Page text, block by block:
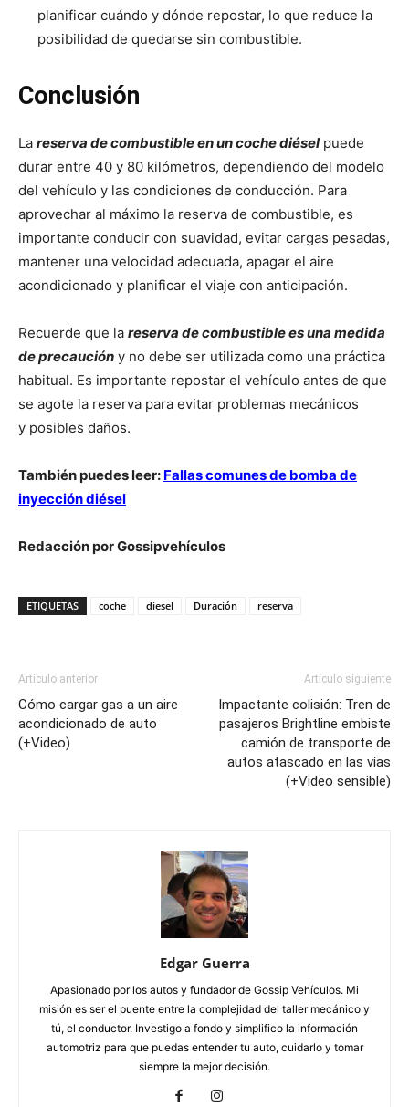
planificar cuándo y dónde repostar, lo que reduce la
posibilidad de quedarse sin combustible.
Conclusión
La reserva de combustible en un coche diésel puede
durar entre 40 y 80 kilómetros, dependiendo del modelo
del vehículo y las condiciones de conducción. Para
aprovechar al máximo la reserva de combustible, es
importante conducir con suavidad, evitar cargas pesadas,
mantener una velocidad adecuada, apagar el aire
acondicionado y planificar el viaje con anticipación.
Recuerde que la reserva de combustible es una medida
de precaución y no debe ser utilizada como una práctica
habitual. Es importante repostar el vehículo antes de que
se agote la reserva para evitar problemas mecánicos
y posibles daños.
También puedes leer: Fallas comunes de bomba de
inyección diésel
Redacción por Gossipvehículos
ETIQUETAS coche diesel Duración reserva
Artículo anterior
Cómo cargar gas a un aire
acondicionado de auto
(+Video)
Artículo siguiente
Impactante colisión: Tren de
pasajeros Brightline embiste
camión de transporte de
autos atascado en las vías
(+Video sensible)
Edgar Guerra
Apasionado por los autos y fundador de Gossip Vehículos. Mi
misión es ser el puente entre la complejidad del taller mecánico y
tú, el conductor. Investigo a fondo y simplifico la información
automotriz para que puedas entender tu auto, cuidarlo y tomar
siempre la mejor decisión.